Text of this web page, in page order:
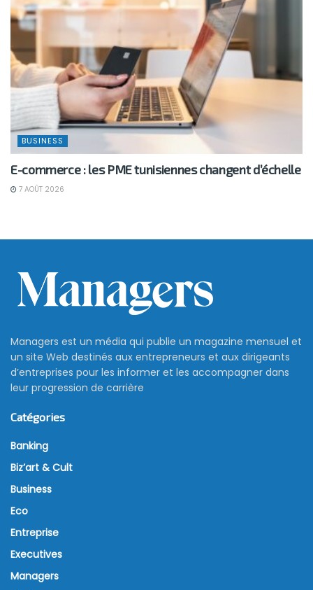
BUSINESS
E-commerce : les PME tunisiennes changent d’échelle
7 AOÛT 2026
Managers est un média qui publie un magazine mensuel et
un site Web destinés aux entrepreneurs et aux dirigeants
d’entreprises pour les informer et les accompagner dans
leur progression de carrière
Catégories
Banking
Biz’art & Cult
Business
Eco
Entreprise
Executives
Managers